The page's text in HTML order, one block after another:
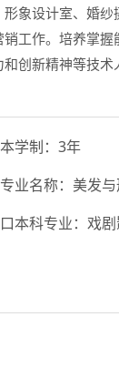
象设计室、婚纱
工作。培养掌握
创新精神等技术
学制：3年
业名称：美发
本科专业：戏